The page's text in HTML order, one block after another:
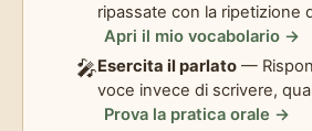
ripassate con la ripetizione
Apri il mio vocabolario →
🎤Esercita il parlato —
voce invece di scrivere,
Prova la pratica orale →